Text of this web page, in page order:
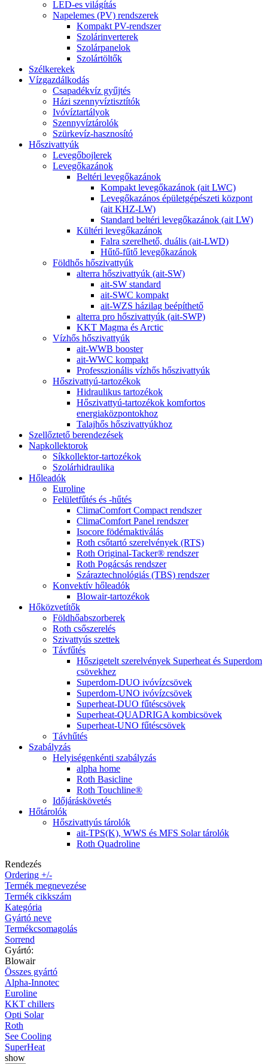
LED-es világítás
Napelemes (PV) rendszerek
Kompakt PV-rendszer
Szolárinverterek
Szolárpanelok
Szolártöltők
Szélkerekek
Vízgazdálkodás
Csapadékvíz gyűjtés
Házi szennyvíztisztítók
Ivóvíztartályok
Szennyvíztárolók
Szürkevíz-hasznosító
Hőszivattyúk
Levegőbojlerek
Levegőkazánok
Beltéri levegőkazánok
Kompakt levegőkazánok (ait LWC)
Levegőkazános épületgépészeti központ
(ait KHZ-LW)
Standard beltéri levegőkazánok (ait LW)
Kültéri levegőkazánok
Falra szerelhető, duális (ait-LWD)
Hűtő-fűtő levegőkazánok
Földhős hőszivattyúk
alterra hőszivattyúk (ait-SW)
ait-SW standard
ait-SWC kompakt
ait-WZS házilag beépíthető
alterra pro hőszivattyúk (ait-SWP)
KKT Magma és Arctic
Vízhős hőszivattyúk
ait-WWB booster
ait-WWC kompakt
Professzionális vízhős hőszivattyúk
Hőszivattyú-tartozékok
Hidraulikus tartozékok
Hőszivattyú-tartozékok komfortos
energiaközpontokhoz
Talajhős hőszivattyúkhoz
Szellőztető berendezések
Napkollektorok
Síkkollektor-tartozékok
Szolárhidraulika
Hőleadók
Euroline
Felületfűtés és -hűtés
ClimaComfort Compact rendszer
ClimaComfort Panel rendszer
Isocore födémaktiválás
Roth csőtartó szerelvények (RTS)
Roth Original-Tacker® rendszer
Roth Pogácsás rendszer
Száraztechnológiás (TBS) rendszer
Konvektív hőleadók
Blowair-tartozékok
Hőközvetítők
Földhőabszorberek
Roth csőszerelés
Szivattyús szettek
Távfűtés
Hőszigetelt szerelvények Superheat és Superdom
csövekhez
Superdom-DUO ivóvízcsövek
Superdom-UNO ivóvízcsövek
Superheat-DUO fűtéscsövek
Superheat-QUADRIGA kombicsövek
Superheat-UNO fűtéscsövek
Távhűtés
Szabályzás
Helyiségenkénti szabályzás
alpha home
Roth Basicline
Roth Touchline®
Időjáráskövetés
Hőtárolók
Hőszivattyús tárolók
ait-TPS(K), WWS és MFS Solar tárolók
Roth Quadroline
Rendezés
Ordering +/-
Termék megnevezése
Termék cikkszám
Kategória
Gyártó neve
Termékcsomagolás
Sorrend
Gyártó:
Blowair
Összes gyártó
Alpha-Innotec
Euroline
KKT chillers
Opti Solar
Roth
See Cooling
SuperHeat
show